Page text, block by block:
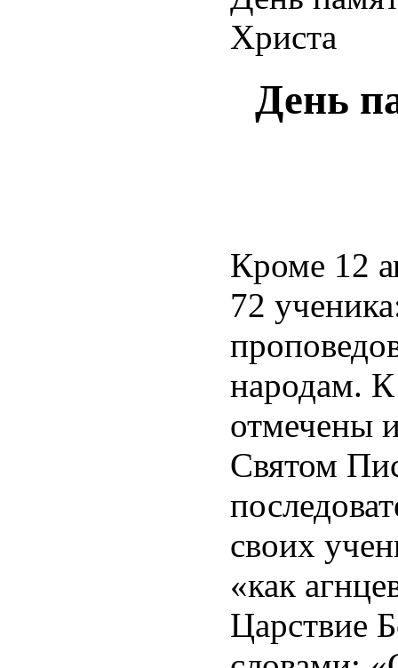
Христа
День
Кроме 12
72
народам.
отмечены
Святом
своих
«как
Царствие